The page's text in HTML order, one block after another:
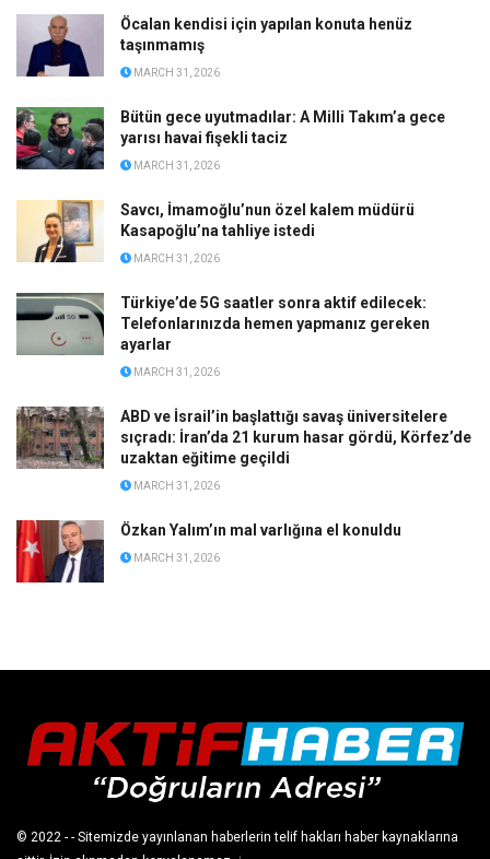
Öcalan kendisi için yapılan konuta henüz
taşınmamış
MARCH 31, 2026
Bütün gece uyutmadılar: A Milli Takım’a gece
yarısı havai fişekli taciz
MARCH 31, 2026
Savcı, İmamoğlu’nun özel kalem müdürü
Kasapoğlu’na tahliye istedi
MARCH 31, 2026
Türkiye’de 5G saatler sonra aktif edilecek:
Telefonlarınızda hemen yapmanız gereken
ayarlar
MARCH 31, 2026
ABD ve İsrail’in başlattığı savaş üniversitelere
sıçradı: İran’da 21 kurum hasar gördü, Körfez’de
uzaktan eğitime geçildi
MARCH 31, 2026
Özkan Yalım’ın mal varlığına el konuldu
MARCH 31, 2026
© 2022 - - Sitemizde yayınlanan haberlerin telif hakları haber kaynaklarına